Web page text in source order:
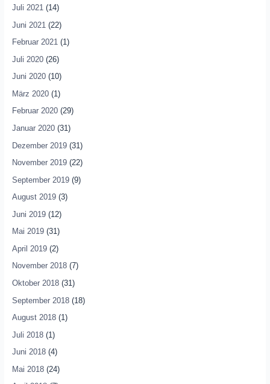
Juli 2021(14)
Juni 2021 (22)
Februar 2021(1)
Juli 2020(26)
Juni 2020(10)
März 2020(1)
Februar 2020(29)
Januar 2020(31)
Dezember 2019(31)
November 2019(22)
September 2019(9)
August 2019(3)
Juni 2019(12)
Mai 2019(31)
April 2019(2)
November 2018(7)
Oktober 2018(31)
September 2018(18)
August 2018(1)
Juli 2018(1)
Juni 2018(4)
Mai 2018(24)